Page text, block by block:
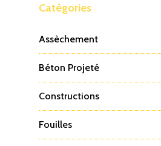
Catégories
Assèchement
Béton Projeté
Constructions
Fouilles